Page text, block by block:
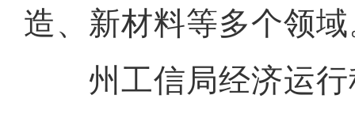
造、新材料等多个领
州工信局经济运行